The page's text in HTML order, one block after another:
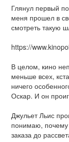
Глянул первый
меня прошел в
смотреть такую
https://
В целом, кино
меньше всех,
ничего
Оскар. И он
Джульет Льис
понимаю, почему
заказа до